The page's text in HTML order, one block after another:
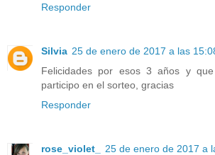
Responder
Silvia 25 de enero de 2017 a las
Felicidades por esos 3 años y
participo en el sorteo, gracias
Responder
rose_violet_
25 de enero de 2017 a